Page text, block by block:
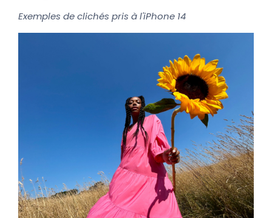
Exemples de clichés pris à l'iPhone 14